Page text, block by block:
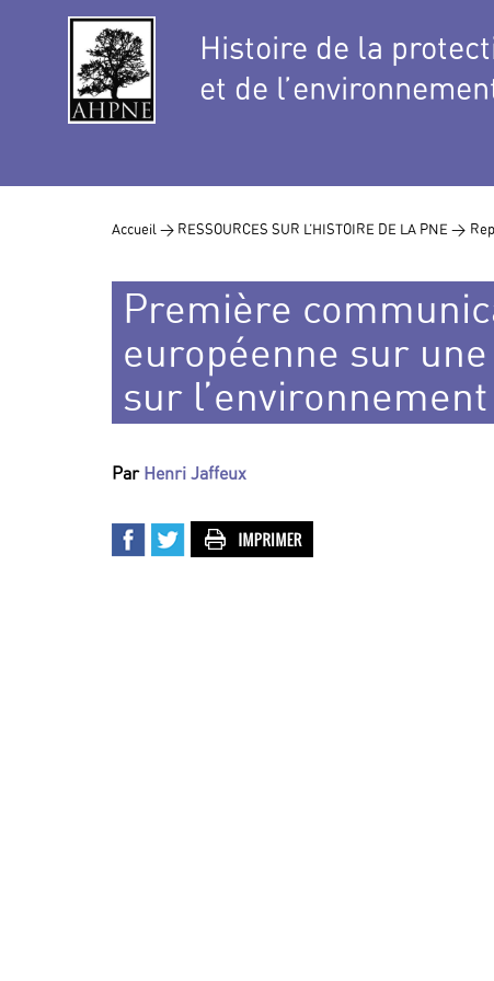
Histoire de la
et de
Accueil > RESSOURCES SUR L’HISTOIRE DE LA PNE >
Première
européenne sur
sur l’environnement
Par Henri Jaffeux